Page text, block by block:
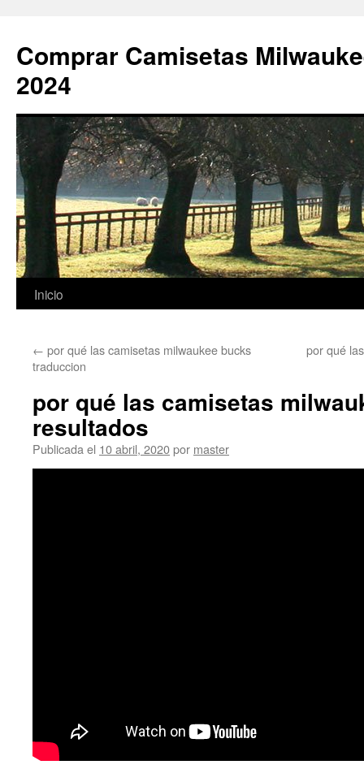
Comprar Camisetas
2024
Saltar
contenido
Inicio
← por qué las camisetas milwaukee bucks
traduccion
por qué
por qué las camisetas
resultados
Publicada el 10 abril, 2020por master